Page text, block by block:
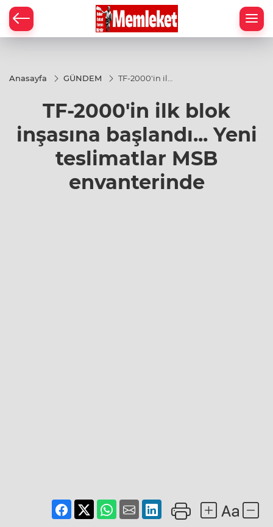
Anasayfa GÜNDEM
TF-2000'in ilk
Yeni
teslimatlar
envanterinde
TF-2000'in ilk blok
inşasına başlandı... Yeni
teslimatlar MSB
envanterinde